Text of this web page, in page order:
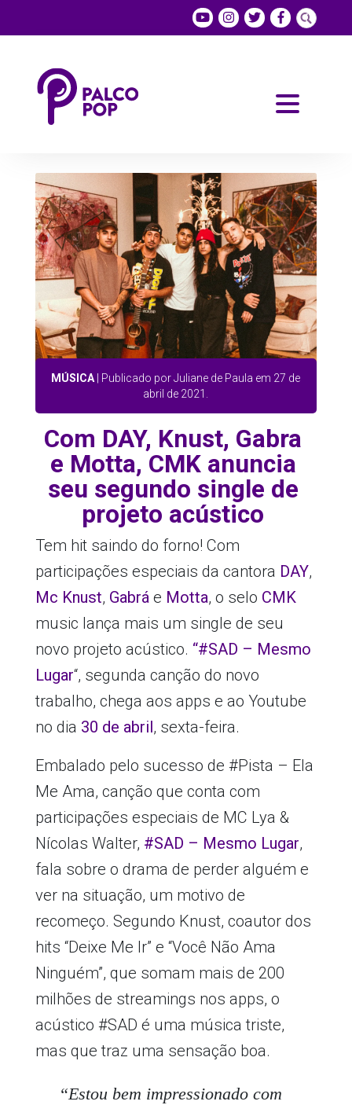
MÚSICA | Publicado por Juliane de Paula em 27 de
abril de 2021.
Com DAY, Knust, Gabra
e Motta, CMK anuncia
seu segundo single de
projeto acústico
Tem hit saindo do forno! Com
participações especiais da cantora DAY,
Mc Knust, Gabráe Motta, o selo CMK
music lança mais um single de seu
novo projeto acústico. “#SAD – Mesmo
Lugar“, segunda canção do novo
trabalho, chega aos apps e ao Youtube
no dia 30 de abril, sexta-feira.
Embalado pelo sucesso de #Pista – Ela
Me Ama, canção que conta com
participações especiais de MC Lya &
Nícolas Walter, #SAD – Mesmo Lugar,
fala sobre o drama de perder alguém e
ver na situação, um motivo de
recomeço. Segundo Knust, coautor dos
hits “Deixe Me Ir” e “Você Não Ama
Ninguém”, que somam mais de 200
milhões de streamings nos apps, o
acústico #SAD é uma música triste,
mas que traz uma sensação boa.
“Estou bem impressionado com